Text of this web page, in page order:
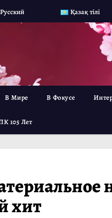
Русский Қазақ тілі
В Мире В Фокусе
105 Лет
хит